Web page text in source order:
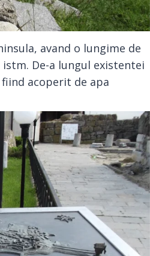
avand o lungime de
De-a lungul existentei
acoperit de apa